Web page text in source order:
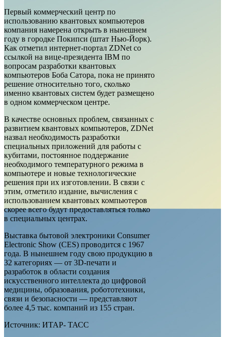
Первый коммерческий центр по
использованию квантовых компьютеров
компания намерена открыть в нынешнем
году в городке Покипси (штат Нью-Йорк).
Как отметил интернет-портал ZDNet со
ссылкой на вице-президента IBM по
вопросам разработки квантовых
компьютеров Боба Сатора, пока не принято
решение относительно того, сколько
именно квантовых систем будет размещено
в одном коммерческом центре.
В качестве основных проблем, связанных с
развитием квантовых компьютеров, ZDNet
назвал необходимость разработки
специальных приложений для работы с
кубитами, постоянное поддержание
необходимого температурного режима в
компьютере и новые технологические
решения при их изготовлении. В связи с
этим, отметило издание, вычисления с
использованием квантовых компьютеров
скорее всего будут предоставляться только
в специальных центрах.
Выставка бытовой электроники Consumer
Electronic Show (СES) проводится с 1967
года. В нынешнем году свою продукцию в
32 категориях — от 3D-печати и
разработок в области создания
искусственного интеллекта до цифровой
медицины, образования, робототехники,
связи и безопасности — представляют
более 4,5 тыс. компаний из 155 стран.
Источник: ИТАР- ТАСС